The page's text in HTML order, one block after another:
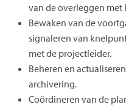
van de overleggen met
Bewaken van de
signaleren van
met de projectleider.
Beheren en
archivering.
Coördineren van de